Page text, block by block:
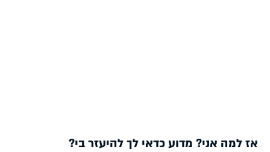
אז למה אני? מדוע כדאי לך להיעזר בי?